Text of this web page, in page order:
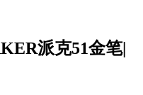
派克51金笔|